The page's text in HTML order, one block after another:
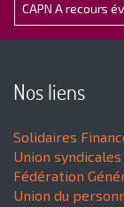
CAPN A recours
Nos liens
Solidaires
Union
Fédération
Union du